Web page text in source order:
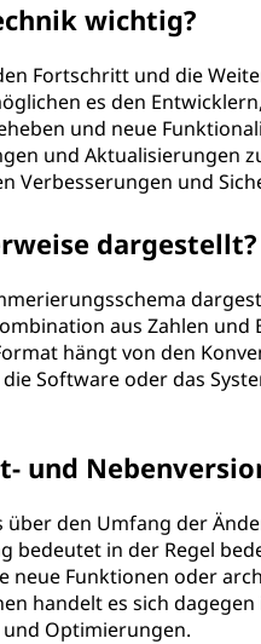
wichtig?
Fortschritt und die
es den
und neue
und Aktualisierungen
Verbesserungen und
dargestellt?
aus Zahlen und
hängt von den
Software oder das
und
den Umfang der
bedeutet in der Regel
neue Funktionen oder
handelt es sich dagegen
Optimierungen.